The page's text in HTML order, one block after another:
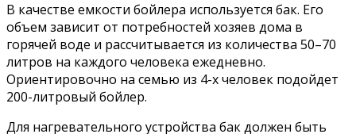
В качестве емкости бойлера используется бак. Его
объем зависит от потребностей хозяев дома в
горячей воде и рассчитывается из количества 50–70
литров на каждого человека ежедневно.
Ориентировочно на семью из 4-х человек подойдет
200-литровый бойлер.
Для нагревательного устройства бак должен быть